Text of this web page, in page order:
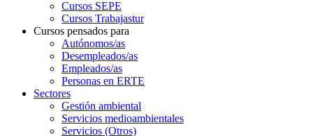
Cursos SEPE
Cursos Trabajastur
Cursos pensados para
Autónomos/as
Desempleados/as
Empleados/as
Personas en ERTE
Sectores
Gestión ambiental
Servicios medioambientales
Servicios (Otros)